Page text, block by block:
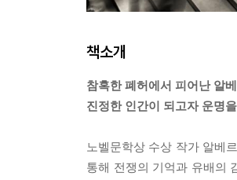
책소개
참혹한 폐허에서 피어난 알
진정한 인간이 되고자 운명
노벨문학상 수상 작가 알베
통해 전쟁의 기억과 유배의